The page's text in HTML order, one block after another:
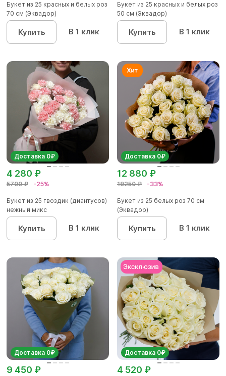
Букет из 25 красных и белых роз
70 см (Эквадор)
Купить В 1 клик
Букет из 25 красных и белых роз
50 см (Эквадор)
Купить В 1 клик
Доставка 0₽
5700 ₽ -25%
4 280 ₽
Букет из 25 гвоздик (диантусов)
нежный микс
Купить В 1 клик
Доставка 0₽
19250 ₽ -33%
12 880 ₽
Букет из 25 белых роз 70 см
(Эквадор)
Купить В 1 клик
Доставка 0₽
9 450 ₽
Доставка 0₽
4 520 ₽